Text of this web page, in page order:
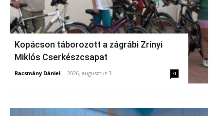
Kopácson táborozott a zágrábi Zrínyi
Miklós Cserkészcsapat
Racsmány Dániel - 2026, augusztus 3. 0